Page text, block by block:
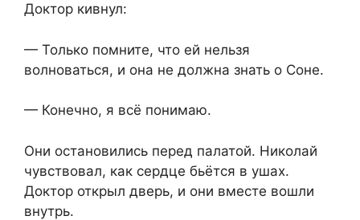
Доктор кивнул:
— Только помните, что ей нельзя
волноваться, и она не должна знать о Соне.
— Конечно, я всё понимаю.
Они остановились перед палатой. Николай
чувствовал, как сердце бьётся в ушах.
Доктор открыл дверь, и они вместе вошли
внутрь.